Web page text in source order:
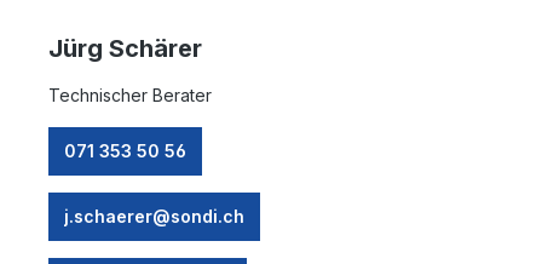
Jürg Schärer
Technischer Berater
071 353 50 56
j.schaerer@sondi.ch